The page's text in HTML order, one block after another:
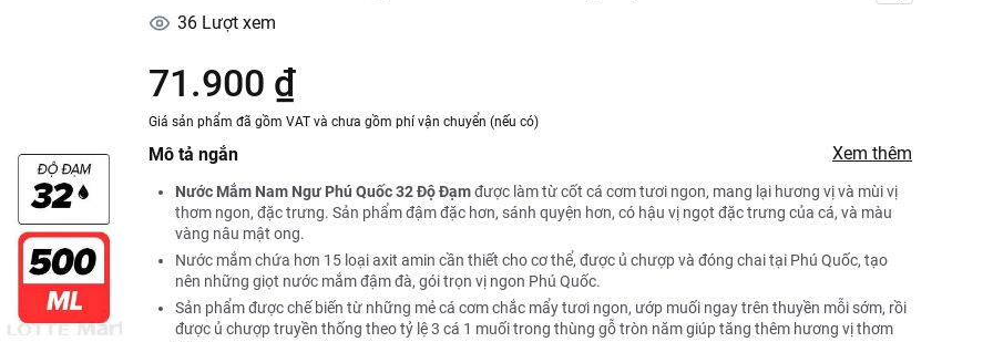
36 Lượt xem
71.900 ₫
Giá sản phẩm đã gồm VAT và chưa gồm phí vận chuyển (nếu có)
Mô tả ngắn Xem thêm
Nước Mắm Nam Ngư Phú Quốc 32 Độ Đạmđược làm từ cốt cá cơm tươi ngon, mang lại hương vị và mùi vị
thơm ngon, đặc trưng. Sản phẩm đậm đặc hơn, sánh quyện hơn, có hậu vị ngọt đặc trưng của cá, và màu
vàng nâu mật ong.
Nước mắm chứa hơn 15 loại axit amin cần thiết cho cơ thể, được ủ chượp và đóng chai tại Phú Quốc, tạo
nên những giọt nước mắm đậm đà, gói trọn vị ngon Phú Quốc.
Sản phẩm được chế biến từ những mẻ cá cơm chắc mẩy tươi ngon, ướp muối ngay trên thuyền mỗi sớm, rồi
được ủ chượp truyền thống theo tỷ lệ 3 cá 1 muối trong thùng gỗ tròn năm giúp tăng thêm hương vị thơm